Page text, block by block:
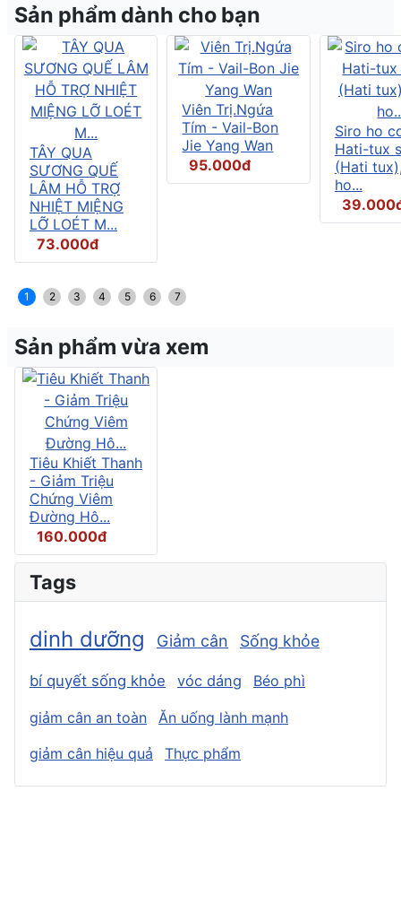
Sản phẩm dành cho bạn
TÂY QUA
SƯƠNG QUẾ
LÂM HỖ TRỢ
NHIỆT MIỆNG
LỠ LOÉT M...
73.000đ
Viên Trị.Ngứa
Tím - Vail-Bon
Jie Yang Wan
95.000đ
Siro ho
Hati-tux
(Hati
ho...
1 2 3 4 5 6 7
Sản phẩm vừa xem
Tiêu Khiết Thanh
- Giảm Triệu
Chứng Viêm
Đường Hô...
160.000đ
Tags
dinh dưỡng Giảm cân Sống khỏe
bí quyết sống khỏe vóc dáng Béo phì
giảm cân an toàn
Ăn uống lành mạnh
giảm cân hiệu quả
Thực phẩm